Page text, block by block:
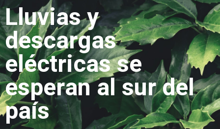
Lluvias y
descargas
eléctricas se
esperan al sur del
país